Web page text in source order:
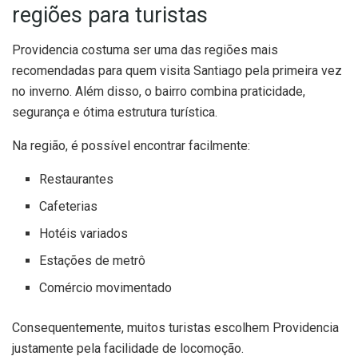
regiões para turistas
Providencia costuma ser uma das regiões mais
recomendadas para quem visita Santiago pela primeira vez
no inverno. Além disso, o bairro combina praticidade,
segurança e ótima estrutura turística.
Na região, é possível encontrar facilmente:
Restaurantes
Cafeterias
Hotéis variados
Estações de metrô
Comércio movimentado
Consequentemente, muitos turistas escolhem Providencia
justamente pela facilidade de locomoção.